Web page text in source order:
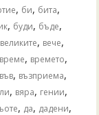
, би, бита,
, буди, бъде,
великите, вече,
време, времето,
във, възприема,
, вяра, гении,
, да, дадени,